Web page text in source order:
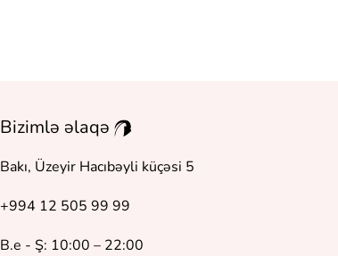
Bizimlə əlaqə
Bakı, Üzeyir Hacıbəyli küçəsi 5
+994 12 505 99 99
B.e - Ş: 10:00 – 22:00